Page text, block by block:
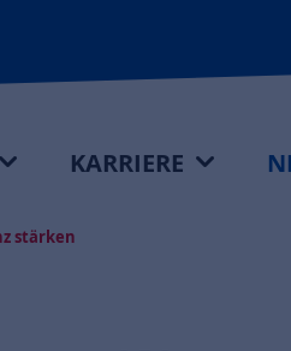
KARRIERE
stärken